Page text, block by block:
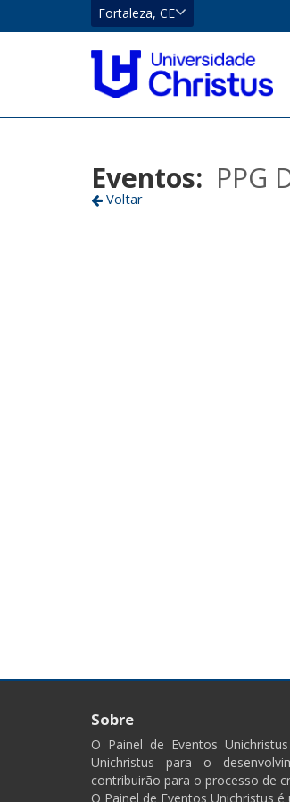
CE
Eusébio
Fortaleza
Fortaleza, CE
Localizar
Eventos: PPG
Voltar
Sobre
O Painel de Eventos
Unichristus para o
contribuirão para o processo de
O Painel de Eventos Unichristus